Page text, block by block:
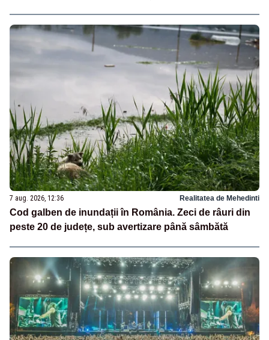
7 aug. 2026, 12:36 Realitatea de Mehedinti
Cod galben de inundații în România. Zeci de râuri din
peste 20 de județe, sub avertizare până sâmbătă